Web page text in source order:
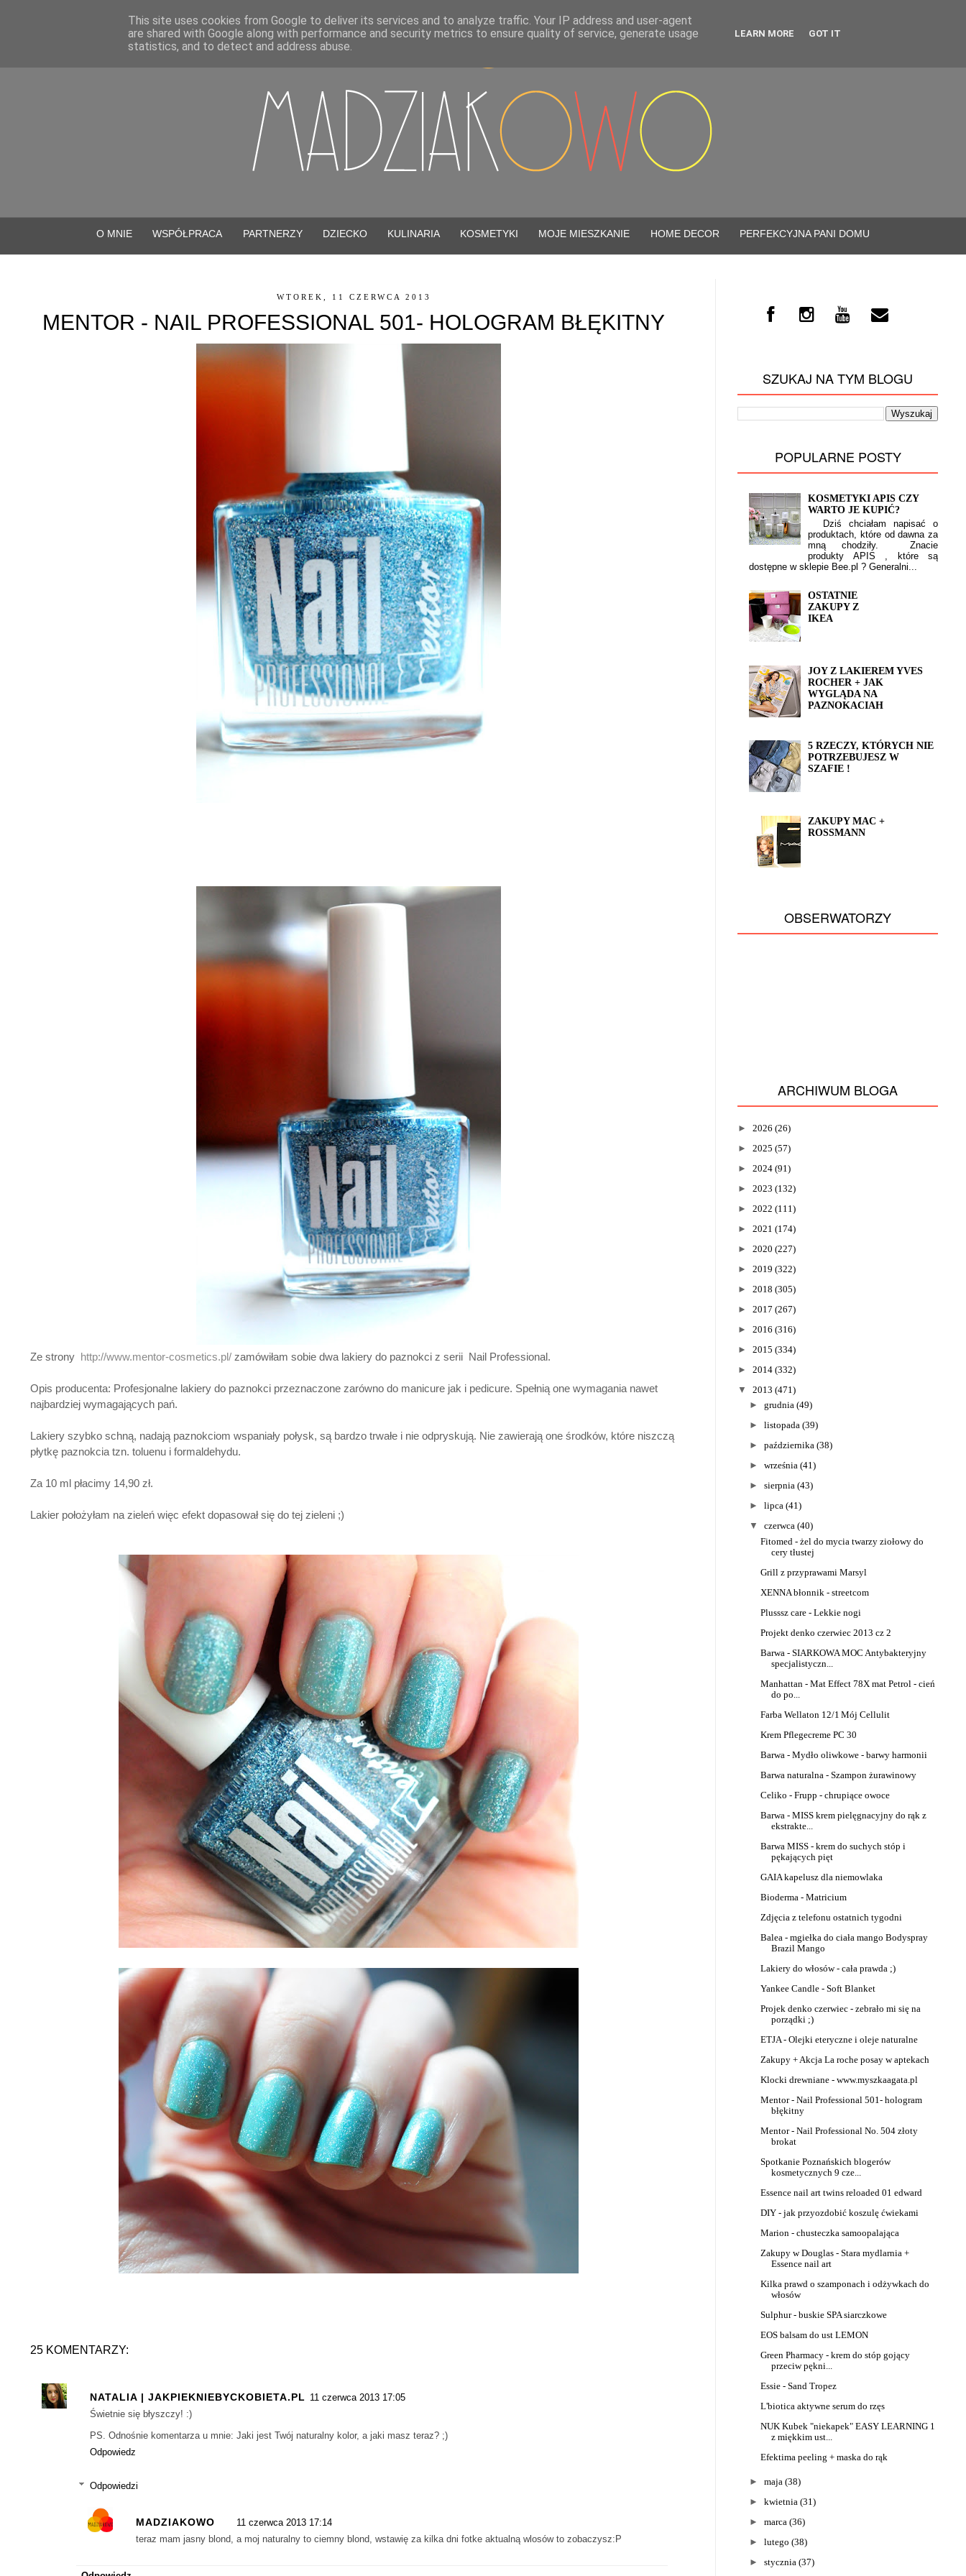
O MNIE WSPÓŁPRACA PARTNERZY DZIECKO KULINARIA KOSMETYKI MOJE MIESZKANIE HOME DECOR PERFEKCYJNA PANI DOMU
WTOREK, 11 CZERWCA 2013
MENTOR - NAIL PROFESSIONAL 501- HOLOGRAM BŁĘKITNY
Ze strony http://www.mentor-cosmetics.pl/ zamówiłam sobie dwa lakiery do paznokci z serii Nail Professional.
Opis producenta: Profesjonalne lakiery do paznokci przeznaczone zarówno do manicure jak i pedicure. Spełnią one wymagania nawet
najbardziej wymagających pań.
Lakiery szybko schną, nadają paznokciom wspaniały połysk, są bardzo trwałe i nie odpryskują. Nie zawierają one środków, które niszczą
płytkę paznokcia tzn. toluenu i formaldehydu.
Za 10 ml płacimy 14,90 zł.
Lakier położyłam na zieleń więc efekt dopasował się do tej zieleni ;)
25 KOMENTARZY:
NATALIA | JAKPIEKNIEBYCKOBIETA.PL 11 czerwca 2013 17:05
Świetnie się błyszczy! :)
PS. Odnośnie komentarza u mnie: Jaki jest Twój naturalny kolor, a jaki masz teraz? ;)
Odpowiedz
Odpowiedzi
MADZIAKOWO
11 czerwca 2013 17:14
teraz mam jasny blond, a moj naturalny to ciemny blond, wstawię za kilka dni fotke aktualną wlosów to zobaczysz:P
SZUKAJ NA TYM BLOGU
POPULARNE POSTY
KOSMETYKI APIS CZY
WARTO JE KUPIĆ?
Dziś chciałam napisać o
produktach, które od dawna za
mną chodziły. Znacie
produkty APIS , które są
dostępne w sklepie Bee.pl ? Generalni...
OSTATNIE
ZAKUPY Z
IKEA
JOY Z LAKIEREM YVES
ROCHER + JAK
WYGLĄDA NA
PAZNOKACIAH
5 RZECZY, KTÓRYCH NIE
POTRZEBUJESZ W
SZAFIE !
ZAKUPY MAC +
ROSSMANN
OBSERWATORZY
ARCHIWUM BLOGA
► 2026 (26)
► 2025 (57)
► 2024 (91)
► 2023 (132)
► 2022 (111)
► 2021 (174)
► 2020 (227)
► 2019 (322)
► 2018 (305)
► 2017 (267)
► 2016 (316)
► 2015 (334)
► 2014 (332)
▼
2013 (471)
► grudnia (49)
► listopada (39)
► października (38)
► września (41)
► sierpnia (43)
► lipca (41)
▼
czerwca (40)
Fitomed - żel do mycia twarzy ziołowy do
cery tłustej
Grill z przyprawami Marsyl
XENNA błonnik - streetcom
Plusssz care - Lekkie nogi
Projekt denko czerwiec 2013 cz 2
Barwa - SIARKOWA MOC Antybakteryjny
specjalistyczn...
Manhattan - Mat Effect 78X mat Petrol - cień
do po...
Farba Wellaton 12/1 Mój Cellulit
Krem Pflegecreme PC 30
Barwa - Mydło oliwkowe - barwy harmonii
Barwa naturalna - Szampon żurawinowy
Celiko - Frupp - chrupiące owoce
Barwa - MISS krem pielęgnacyjny do rąk z
ekstrakte...
Barwa MISS - krem do suchych stóp i
pękających pięt
GAIA kapelusz dla niemowlaka
Bioderma - Matricium
Zdjęcia z telefonu ostatnich tygodni
Balea - mgiełka do ciała mango Bodyspray
Brazil Mango
Lakiery do włosów - cała prawda ;)
Yankee Candle - Soft Blanket
Projek denko czerwiec - zebrało mi się na
porządki ;)
ETJA - Olejki eteryczne i oleje naturalne
Zakupy + Akcja La roche posay w aptekach
Klocki drewniane - www.myszkaagata.pl
Mentor - Nail Professional 501- hologram
błękitny
Mentor - Nail Professional No. 504 złoty
brokat
Spotkanie Poznańskich blogerów
kosmetycznych 9 cze...
Essence nail art twins reloaded 01 edward
DIY - jak przyozdobić koszulę ćwiekami
Marion - chusteczka samoopalająca
Zakupy w Douglas - Stara mydlarnia +
Essence nail art
Kilka prawd o szamponach i odżywkach do
włosów
Sulphur - buskie SPA siarczkowe
EOS balsam do ust LEMON
Green Pharmacy - krem do stóp gojący
przeciw pękni...
Essie - Sand Tropez
L'biotica aktywne serum do rzęs
NUK Kubek "niekapek" EASY LEARNING 1
z miękkim ust...
Efektima peeling + maska do rąk
► maja (38)
► kwietnia (31)
► marca (36)
► lutego (38)
► stycznia (37)
This site uses cookies from Google to deliver its services and to analyze traffic. Your IP address and user-agent
are shared with Google along with performance and security metrics to ensure quality of service, generate usage
statistics, and to detect and address abuse.
LEARN MORE GOT IT